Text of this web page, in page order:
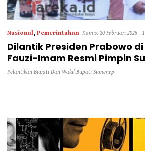
Nasional, Pemerintahan Kamis, 20 Februari 2025 -
Dilantik Presiden Prabowo
Fauzi-Imam Resmi Pimpin
Pelantikan Bupati Dan Wakil Bupati Sumenep